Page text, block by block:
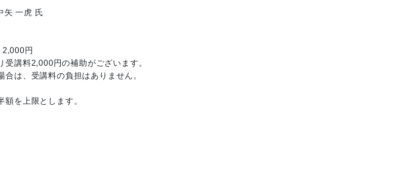
一虎 氏
円
講料2,000円の補助がございます。
は、受講料の負担はありません。
を上限とします。